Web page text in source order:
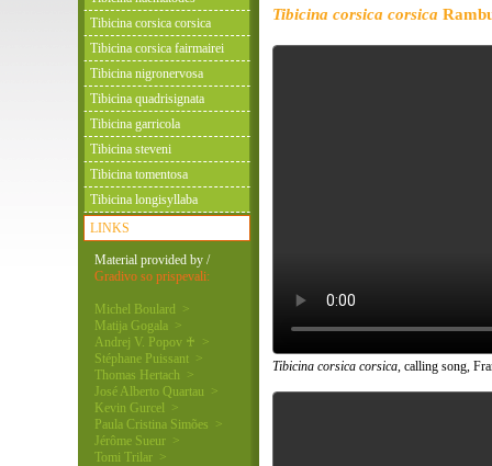
Tibicina corsica corsica
Tibicina corsica corsica, calling song,
Tibicina corsica corsica
Tibicina corsica fairmairei
Tibicina nigronervosa
Tibicina quadrisignata
Tibicina garricola
Tibicina steveni
Tibicina tomentosa
Tibicina longisyllaba
LINKS
Material provided by /
Gradivo so prispevali:
Michel Boulard >
Matija Gogala >
Andrej V. Popov ♰ >
Stéphane Puissant >
Thomas Hertach >
José Alberto Quartau >
Kevin Gurcel >
Paula Cristina Simões >
Jérôme Sueur >
Tomi Trilar >